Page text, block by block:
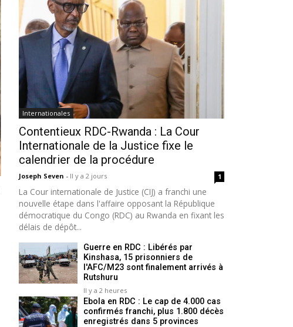
Internationales
Contentieux RDC-Rwanda : La Cour
Internationale de la Justice fixe le
calendrier de la procédure
Joseph Seven - Il y a 2 jours 1
La Cour internationale de Justice (CIJ) a franchi une
nouvelle étape dans l'affaire opposant la République
démocratique du Congo (RDC) au Rwanda en fixant les
délais de dépôt...
Guerre en RDC : Libérés par
Kinshasa, 15 prisonniers de
l'AFC/M23 sont finalement arrivés à
Rutshuru
Il y a 2 heures
Ebola en RDC : Le cap de 4.000 cas
confirmés franchi, plus 1.800 décès
enregistrés dans 5 provinces